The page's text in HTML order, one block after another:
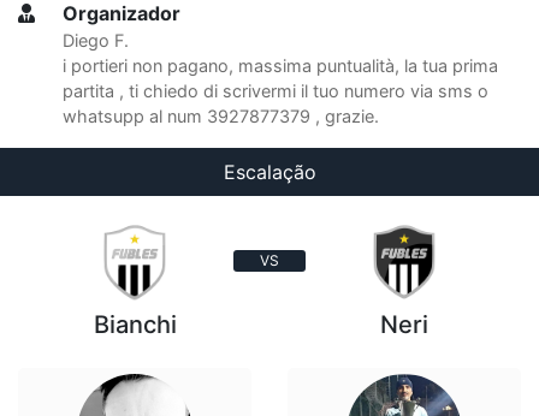
Organizador
Diego F.
i portieri non pagano, massima puntualità, la tua prima
partita , ti chiedo di scrivermi il tuo numero via sms o
whatsupp al num 3927877379 , grazie.
Escalação
VS
Bianchi Neri